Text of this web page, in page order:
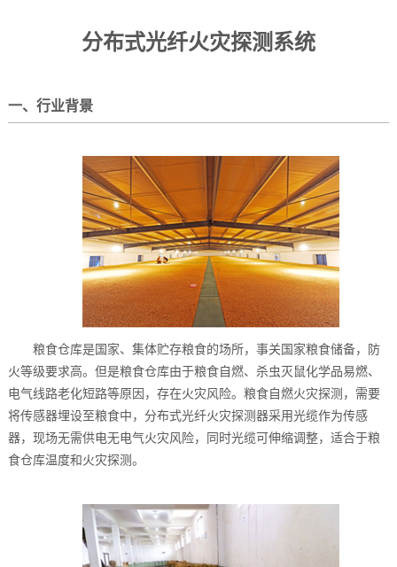
分布式光纤火灾探测系统
一、行业背景
粮食仓库是国家、集体贮存粮食的场所，事关国家粮食储备，防
火等级要求高。但是粮食仓库由于粮食自燃、杀虫灭鼠化学品易燃、
电气线路老化短路等原因，存在火灾风险。粮食自燃火灾探测，需要
将传感器埋设至粮食中，分布式光纤火灾探测器采用光缆作为传感
器，现场无需供电无电气火灾风险，同时光缆可伸缩调整，适合于粮
食仓库温度和火灾探测。